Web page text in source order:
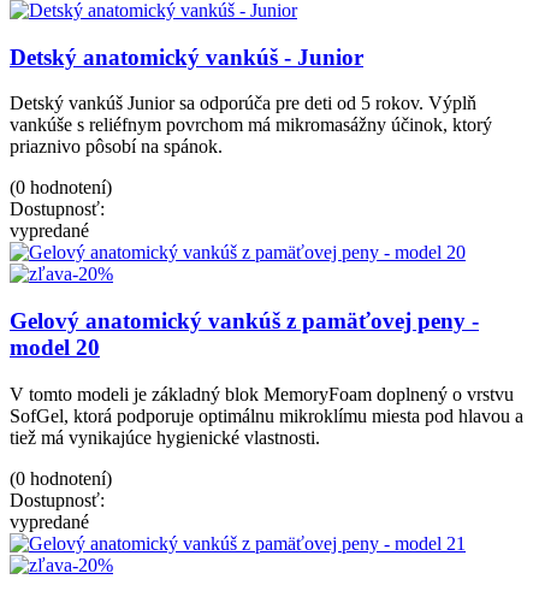
Detský anatomický vankúš - Junior
Detský vankúš Junior sa odporúča pre deti od 5 rokov. Výplň
vankúše s reliéfnym povrchom má mikromasážny účinok, ktorý
priaznivo pôsobí na spánok.
(0 hodnotení)
Dostupnosť:
vypredané
-20%
Gelový anatomický vankúš z pamäťovej peny -
model 20
V tomto modeli je základný blok MemoryFoam doplnený o vrstvu
SofGel, ktorá podporuje optimálnu mikroklímu miesta pod hlavou a
tiež má vynikajúce hygienické vlastnosti.
(0 hodnotení)
Dostupnosť:
vypredané
-20%